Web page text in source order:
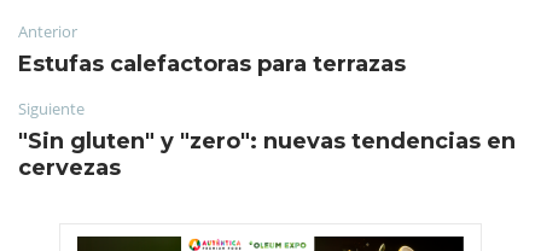
Anterior
Estufas calefactoras para terrazas
Siguiente
"Sin gluten" y "zero": nuevas tendencias en
cervezas